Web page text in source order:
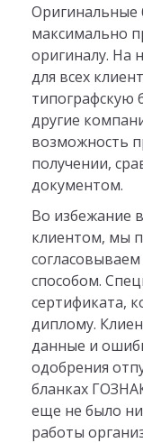
Оригинальные
максимально
оригиналу. На
для всех
типографскую
другие
возможность
получении,
документом.
Во избежание
клиентом, мы
способом.
сертификата,
диплому.
данные и
одобрения
бланках
еще не было
работы